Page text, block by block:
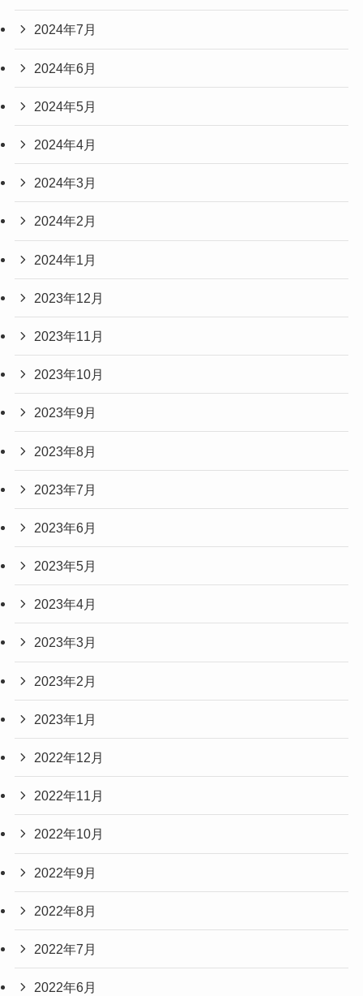
2024年7月
2024年6月
2024年5月
2024年4月
2024年3月
2024年2月
2024年1月
2023年12月
2023年11月
2023年10月
2023年9月
2023年8月
2023年7月
2023年6月
2023年5月
2023年4月
2023年3月
2023年2月
2023年1月
2022年12月
2022年11月
2022年10月
2022年9月
2022年8月
2022年7月
2022年6月